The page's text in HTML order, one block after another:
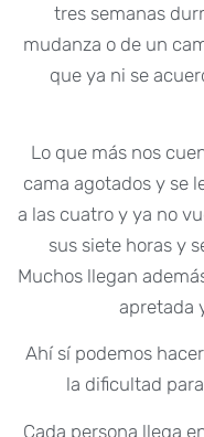
tres semanas
mudanza o de un
que ya ni se
Lo que más nos
cama agotados y se
a las cuatro y ya no
sus siete horas y
Muchos llegan
apretada
Ahí sí podemos
la dificultad
Cada persona llega